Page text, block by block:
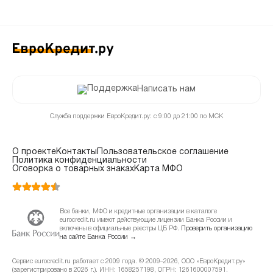
Написать нам
Служба поддержки ЕвроКредит.ру: с 9:00 до 21:00 по МСК
О проектеКонтакты
Пользовательское соглашение
Политика конфиденциальности
Оговорка о товарных знакахКарта МФО
Все банки, МФО и кредитные организации в каталоге
eurocredit.ru имеют действующие лицензии Банка России и
включены в официальные реестры ЦБ РФ.
Проверить организацию
на сайте Банка России →
Сервис eurocredit.ru работает с 2009 года. © 2009–2026, ООО «ЕвроКредит.ру»
(зарегистрировано в 2026 г.). ИНН: 1658257198, ОГРН: 1261600007591.